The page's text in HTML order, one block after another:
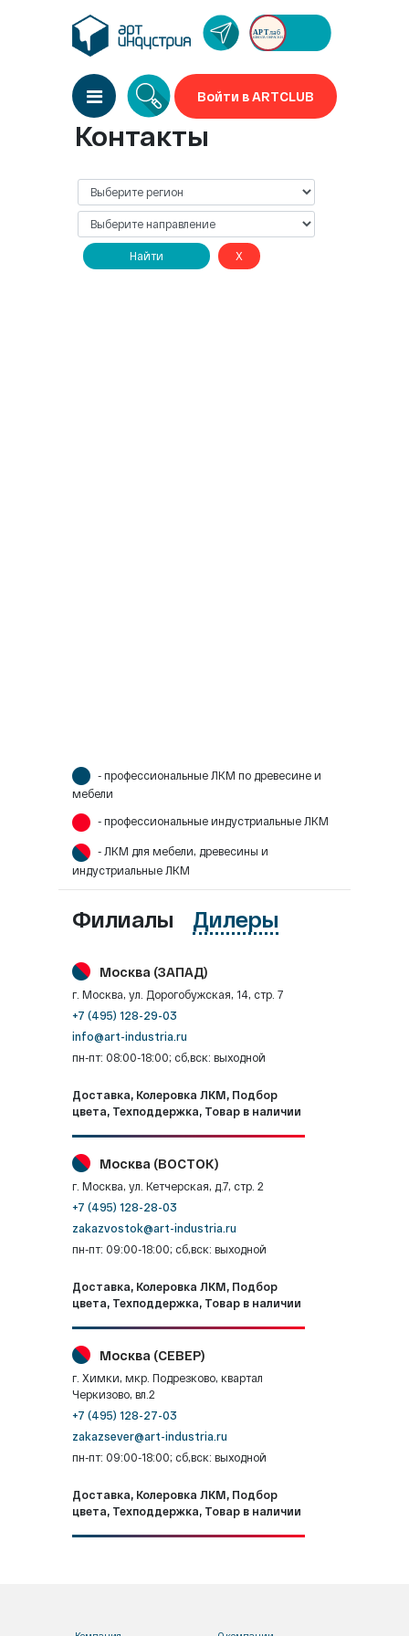
Войти в ARTCLUB
Контакты
Найти X
- профессиональные ЛКМ по древесине и
мебели
- профессиональные индустриальные ЛКМ
- ЛКМ для мебели, древесины и
индустриальные ЛКМ
Филиалы Дилеры
Москва (ЗАПАД)
г. Москва, ул. Дорогобужская, 14, стр. 7
+7 (495) 128-29-03
info@art-industria.ru
пн-пт: 08:00-18:00; сб,вск: выходной
Доставка, Колеровка ЛКМ, Подбор
цвета, Техподдержка, Товар в наличии
Москва (ВОСТОК)
г. Москва, ул. Кетчерская, д.7, стр. 2
+7 (495) 128-28-03
zakazvostok@art-industria.ru
пн-пт: 09:00-18:00; сб,вск: выходной
Доставка, Колеровка ЛКМ, Подбор
цвета, Техподдержка, Товар в наличии
Москва (СЕВЕР)
г. Химки, мкр. Подрезково, квартал
Черкизово, вл.2
+7 (495) 128-27-03
zakazsever@art-industria.ru
пн-пт: 09:00-18:00; сб,вск: выходной
Доставка, Колеровка ЛКМ, Подбор
цвета, Техподдержка, Товар в наличии